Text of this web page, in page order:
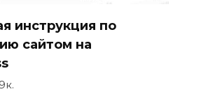
инструкция по
сайтом на